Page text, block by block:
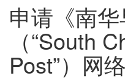
申请《南华
（“South
Post”）网